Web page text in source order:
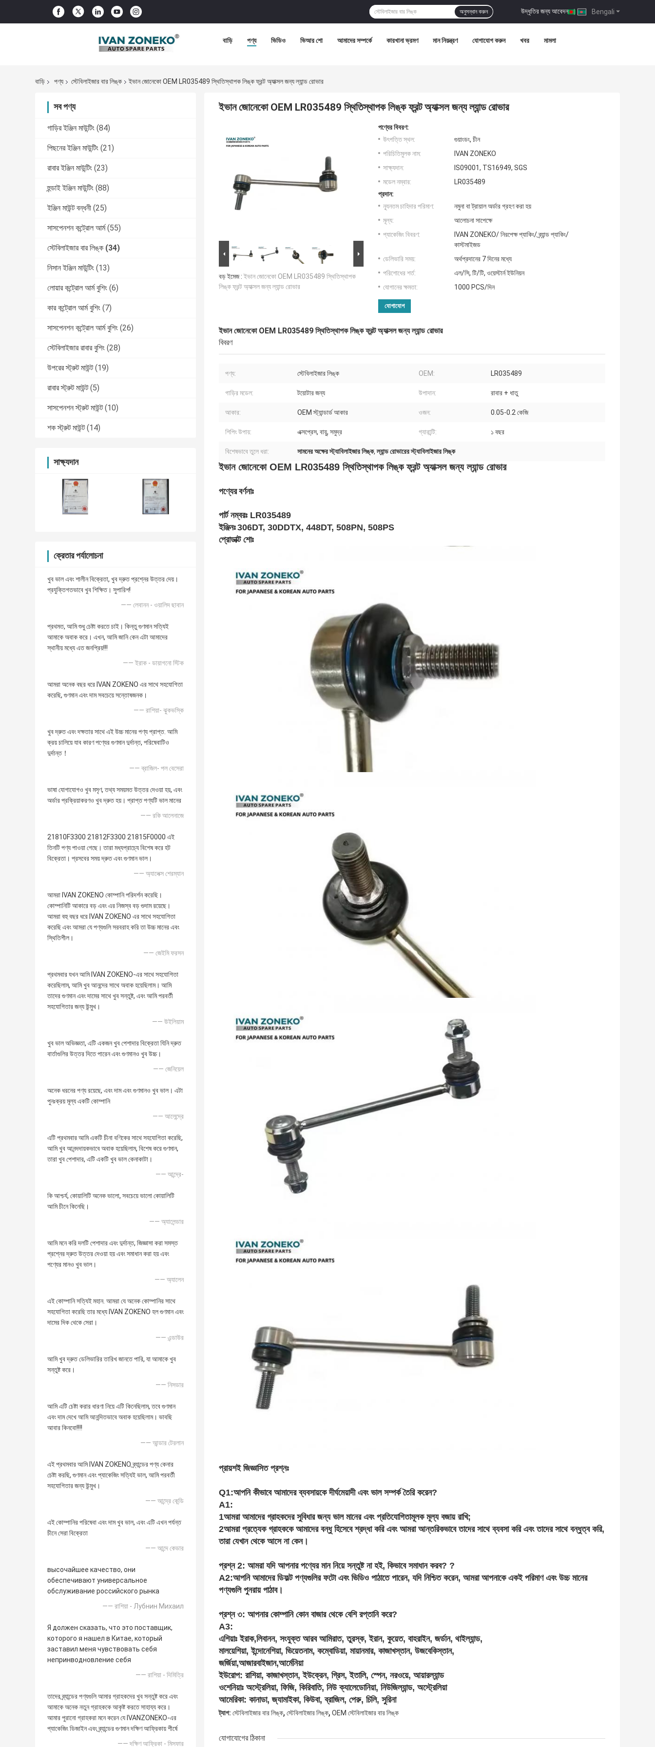
Bengali
উদ্ধৃতির জন্য আবেদন |
অনুসন্ধান করুন
বাড়ি পণ্য ভিডিও ভিআর শো আমাদের সম্পর্কে কারখানা ভ্রমণ মান নিয়ন্ত্রণ যোগাযোগ করুন খবর মামলা
বাড়ি পণ্য স্টেবিলাইজার বার লিঙ্ক ইভান জোনেকো OEM LR035489 স্থিতিস্থাপক লিঙ্ক ফ্রন্ট অ্যাক্সল জন্য ল্যান্ড রোভার
সব পণ্য
গাড়ির ইঞ্জিন মাউন্টিং (84)
পিছনের ইঞ্জিন মাউন্টিং (21)
রাবার ইঞ্জিন মাউন্টিং (23)
হুন্ডাই ইঞ্জিন মাউন্টিং (88)
ইঞ্জিন মাউন্ট বন্ধনী (25)
সাসপেনশন কন্ট্রোল আর্ম (55)
স্টেবিলাইজার বার লিঙ্ক (34)
নিসান ইঞ্জিন মাউন্টিং (13)
লোয়ার কন্ট্রোল আর্ম বুশিং (6)
কার কন্ট্রোল আর্ম বুশিং (7)
সাসপেনশন কন্ট্রোল আর্ম বুশিং (26)
স্টেবিলাইজার রাবার বুশিং (28)
উপরের স্ট্রুট মাউন্ট (19)
রাবার স্ট্রুট মাউন্ট (5)
সাসপেনশন স্ট্রুট মাউন্ট (10)
শক স্ট্রুট মাউন্ট (14)
সাক্ষ্যদান
ক্রেতার পর্যালোচনা
খুব ভাল এবং শালীন বিক্রেতা, খুব দ্রুত প্রশ্নের উত্তর দেয়।
প্রযুক্তিগতভাবে খুব শিক্ষিত। সুপারিশ!
—— লেবানন - ওয়ালিদ ছাবান
প্রথমত, আমি শুধু চেষ্টা করতে চাই। কিন্তু গুণমান সত্যিই
আমাকে অবাক করে। এখন, আমি জানি কেন এটা আমাদের
স্থানীয় মধ্যে এত জনপ্রিয়!!!
—— ইরাক - ডায়াগনো স্টিক
আমরা অনেক বছর ধরে IVAN ZOKENO এর সাথে সহযোগিতা
করেছি, গুণমান এবং দাম সবচেয়ে সন্তোষজনক।
—— রাশিয়া- ঝুকভস্কি
খুব দ্রুত এবং দক্ষতার সাথে এই উচ্চ মানের পণ্য প্রাপ্ত. আমি
ক্রয় চালিয়ে যাব কারণ পণ্যের গুণমান দুর্দান্ত, পরিষেবাটিও
দুর্দান্ত！
—— ব্রাজিল- পল বেসেরা
ভাষা যোগাযোগও খুব মসৃণ, তথ্য সময়মত উত্তর দেওয়া হয়, এবং
অর্ডার প্রক্রিয়াকরণও খুব দ্রুত হয়। প্রাপ্ত পণ্যটি ভাল মানের
—— রকি আলেনাজে
21810F3300 21812F3300 21815F0000 এই
তিনটি পণ্য পাওয়া গেছে। তারা মধ্যপ্রাচ্যে বিশেষ করে হট
বিক্রেতা। প্রসবের সময় দ্রুত এবং গুণমান ভাল।
—— অ্যালেক্স শেরম্যান
আমরা IVAN ZOKENO কোম্পানি পরিদর্শন করেছি।
কোম্পানিটি আকারে বড় এবং এর নিজস্ব বড় গুদাম রয়েছে।
আমরা বহু বছর ধরে IVAN ZOKENO এর সাথে সহযোগিতা
করেছি এবং আমরা যে পণ্যগুলি সরবরাহ করি তা উচ্চ মানের এবং
স্থিতিশীল।
—— জেইমি ফরসন
প্রথমবার যখন আমি IVAN ZOKENO-এর সাথে সহযোগিতা
করেছিলাম, আমি খুব আনন্দের সাথে অবাক হয়েছিলাম। আমি
তাদের গুণমান এবং দামের সাথে খুব সন্তুষ্ট, এবং আমি পরবর্তী
সহযোগিতার জন্য উন্মুখ।
—— উইলিয়াম
খুব ভাল অভিজ্ঞতা, এটি একজন খুব পেশাদার বিক্রেতা যিনি দ্রুত
বার্তাগুলির উত্তর দিতে পারেন এবং গুণমানও খুব উচ্চ।
—— জেনিয়েল
অনেক ধরনের পণ্য রয়েছে, এবং দাম এবং গুণমানও খুব ভাল। এটা
পুনঃক্রয় মূল্য একটি কোম্পানি
—— আলেন্দ্রে
এটি প্রথমবার আমি একটি চীনা বণিকের সাথে সহযোগিতা করেছি,
আমি খুব আনন্দদায়কভাবে অবাক হয়েছিলাম, বিশেষ করে গুণমান,
তারা খুব পেশাদার, এটি একটি খুব ভাল কেনাকাটা।
—— আন্দ্রে-
কি আশ্চর্য, কোয়ালিটি অনেক ভালো, সবচেয়ে ভালো কোয়ালিটি
আমি চীনে কিনেছি।
—— অ্যালেন্ডার
আমি মনে করি দলটি পেশাদার এবং দুর্দান্ত, জিজ্ঞাসা করা সমস্ত
প্রশ্নের দ্রুত উত্তর দেওয়া হয় এবং সমাধান করা হয় এবং
পণ্যের মানও খুব ভাল।
—— অ্যালেন
এই কোম্পানি সত্যিই মহান. আমরা যে অনেক কোম্পানির সাথে
সহযোগিতা করেছি তার মধ্যে IVAN ZOKENO হল গুণমান এবং
দামের দিক থেকে সেরা।
—— এন্ডাউর
আমি খুব দ্রুত ডেলিভারির তারিখ জানতে পারি, যা আমাকে খুব
সন্তুষ্ট করে।
—— নিসডার
আমি এটি চেষ্টা করার ধারণা নিয়ে এটি কিনেছিলাম, তবে গুণমান
এবং দাম দেখে আমি আনন্দিতভাবে অবাক হয়েছিলাম। ভাবছি
আবার কিনবো!!!!
—— আন্ডার টেরলান
এই প্রথমবার আমি IVAN ZOKENO ব্র্যান্ডের পণ্য কেনার
চেষ্টা করছি, গুণমান এবং প্যাকেজিং সত্যিই ভাল, আমি পরবর্তী
সহযোগিতার জন্য উন্মুখ।
—— আন্দ্রে কেন্ডি
এই কোম্পানির পরিষেবা এবং দাম খুব ভাল, এবং এটি এখন পর্যন্ত
চীনে সেরা বিক্রেতা
—— আন্দে কেডার
высочайшее качество, они
обеспечивают универсальное
обслуживание российского рынка
—— রাশিয়া - Лубнин Михаил
Я должен сказать, что это поставщик,
которого я нашел в Китае, который
заставил меня чувствовать себя
непринводновление себя
—— রাশিয়া - দিমিত্রি
তাদের ব্র্যান্ডের পণ্যগুলি আমার গ্রাহকদের খুব সন্তুষ্ট করে এবং
আমাকে অনেক নতুন গ্রাহককে আকৃষ্ট করতে সাহায্য করে।
আমার পুরানো গ্রাহকরা মনে করেন যে IVANZONEKO-এর
প্যাকেজিং ডিজাইন এবং ব্র্যান্ডের গুণমান দক্ষিণ আফ্রিকায় শীর্ষে
—— দক্ষিণ আফ্রিকা - মিসফার
ইভান জোনেকো OEM LR035489 স্থিতিস্থাপক লিঙ্ক ফ্রন্ট অ্যাক্সল জন্য ল্যান্ড রোভার
বড় ইমেজ : ইভান জোনেকো OEM LR035489 স্থিতিস্থাপক
লিঙ্ক ফ্রন্ট অ্যাক্সল জন্য ল্যান্ড রোভার
পণ্যের বিবরণ:
উৎপত্তি স্থল:
গুয়াংডং, চীন
পরিচিতিমুলক নাম:
IVAN ZONEKO
সাক্ষ্যদান:
IS09001, TS16949, SGS
মডেল নম্বার:
LR035489
প্রদান:
ন্যূনতম চাহিদার পরিমাণ:
নমুনা বা ট্রায়াল অর্ডার গ্রহণ করা হয়
মূল্য:
আলোচনা সাপেক্ষে
প্যাকেজিং বিবরণ:
IVAN ZONEKO/ নিরপেক্ষ প্যাকিং/ ব্র্যান্ড প্যাকিং/
কাস্টমাইজড
ডেলিভারি সময়:
অর্থপ্রদানের 7 দিনের মধ্যে
পরিশোধের শর্ত:
এল/সি, টি/টি, ওয়েস্টার্ন ইউনিয়ন
যোগানের ক্ষমতা:
1000 PCS/দিন
যোগাযোগ
ইভান জোনেকো OEM LR035489 স্থিতিস্থাপক লিঙ্ক ফ্রন্ট অ্যাক্সল জন্য ল্যান্ড রোভার
বিবরণ
পণ্য: স্টেবিলাইজার লিঙ্ক OEM: LR035489
গাড়ির মডেল: টয়োটার জন্য উপাদান: রাবার + ধাতু
আকার: OEM স্ট্যান্ডার্ড আকার ওজন: 0.05-0.2 কেজি
শিপিং উপায়: এক্সপ্রেস, বায়ু, সমুদ্র গ্যারান্টি: ১ বছর
বিশেষভাবে তুলে ধরা: সামনের অক্ষের স্ট্যাবিলাইজার লিঙ্ক,ল্যান্ড রোভারের স্ট্যাবিলাইজার লিঙ্ক
ইভান জোনেকো OEM LR035489 স্থিতিস্থাপক লিঙ্ক ফ্রন্ট অ্যাক্সল জন্য ল্যান্ড রোভার
পণ্যের বর্ণনাঃ
পার্ট নম্বরঃ LR035489
ইঞ্জিনঃ306DT, 30DDTX, 448DT, 508PN, 508PS
প্রোডাক্ট শোঃ
প্রায়শই জিজ্ঞাসিত প্রশ্নঃ
Q1:আপনি কীভাবে আমাদের ব্যবসায়কে দীর্ঘমেয়াদী এবং ভাল সম্পর্ক তৈরি করেন?
A1:
1আমরা আমাদের গ্রাহকদের সুবিধার জন্য ভাল মানের এবং প্রতিযোগিতামূলক মূল্য বজায় রাখি;
2আমরা প্রত্যেক গ্রাহককে আমাদের বন্ধু হিসেবে শ্রদ্ধা করি এবং আমরা আন্তরিকভাবে তাদের সাথে ব্যবসা করি এবং তাদের সাথে বন্ধুত্ব করি,
তারা যেখান থেকে আসে না কেন।
প্রশ্ন 2: আমরা যদি আপনার পণ্যের মান নিয়ে সন্তুষ্ট না হই, কিভাবে সমাধান করব? ?
A2:আপনি আমাদের ডিফল্ট পণ্যগুলির ফটো এবং ভিডিও পাঠাতে পারেন, যদি নিশ্চিত করেন, আমরা আপনাকে একই পরিমাণ এবং উচ্চ মানের
পণ্যগুলি পুনরায় পাঠাব।
প্রশ্ন ৩: আপনার কোম্পানি কোন বাজার থেকে বেশি রপ্তানি করে?
A3:
এশিয়াঃ ইরাক,লিবানন, সংযুক্ত আরব আমিরাত, তুরস্ক, ইরান, কুয়েত, বাহরাইন, জর্ডান, থাইল্যান্ড,
মালয়েশিয়া, ইন্দোনেশিয়া, ভিয়েতনাম, কম্বোডিয়া, মায়ানমার, কাজাখস্তান, উজবেকিস্তান,
জর্জিয়া,আজারবাইজান,আর্মেনিয়া
ইউরোপ: রাশিয়া, কাজাখস্তান, ইউক্রেন, গ্রিস, ইতালি, স্পেন, নরওয়ে, আয়ারল্যান্ড
ওশেনিয়াঃ অস্ট্রেলিয়া, ফিজি, কিরিবাতি, নিউ ক্যালেডোনিয়া, নিউজিল্যান্ড, অস্ট্রেলিয়া
আমেরিকা: কানাডা, জ্যামাইকা, কিউবা, ব্রাজিল, পেরু, চিলি, সুরিনা
ট্যাগ: স্টেবিলাইজার বার লিঙ্ক, স্টেবিলাইজার লিঙ্ক, OEM স্টেবিলাইজার বার লিঙ্ক
যোগাযোগের ঠিকানা